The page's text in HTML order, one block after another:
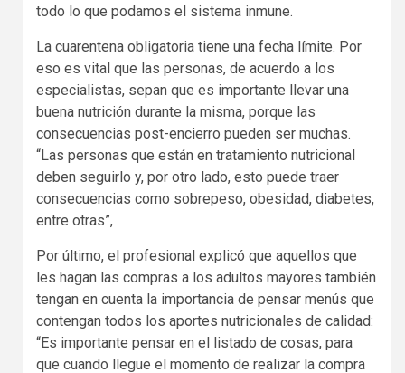
todo lo que podamos el sistema inmune.
La cuarentena obligatoria tiene una fecha límite. Por
eso es vital que las personas, de acuerdo a los
especialistas, sepan que es importante llevar una
buena nutrición durante la misma, porque las
consecuencias post-encierro pueden ser muchas.
“Las personas que están en tratamiento nutricional
deben seguirlo y, por otro lado, esto puede traer
consecuencias como sobrepeso, obesidad, diabetes,
entre otras”,
Por último, el profesional explicó que aquellos que
les hagan las compras a los adultos mayores también
tengan en cuenta la importancia de pensar menús que
contengan todos los aportes nutricionales de calidad:
“Es importante pensar en el listado de cosas, para
que cuando llegue el momento de realizar la compra